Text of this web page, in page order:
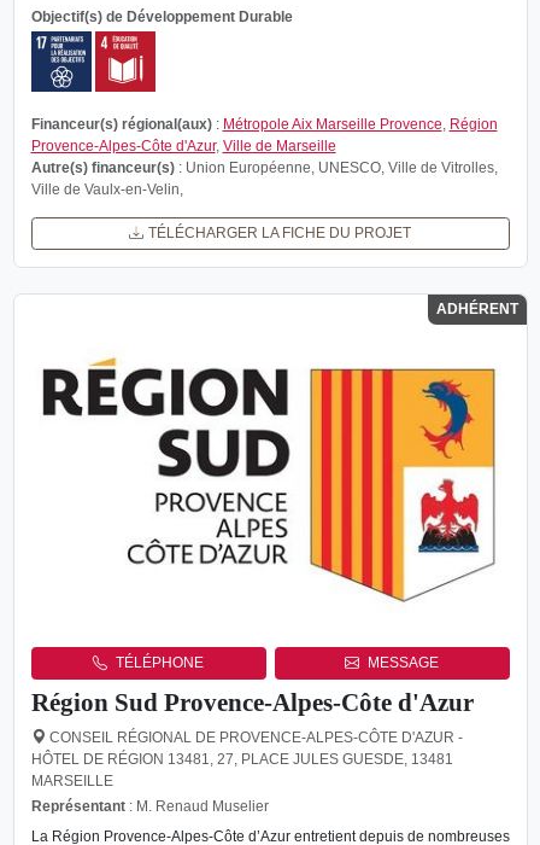
Objectif(s) de Développement Durable
Financeur(s) régional(aux): Métropole Aix Marseille Provence Région
Provence-Alpes-Côte d'Azur, Ville de Marseille
Autre(s) financeur(s): Union Européenne, UNESCO, Ville de Vitrolles,
Ville de Vaulx-en-Velin,
TÉLÉCHARGER LA FICHE DU PROJET
ADHÉRENT
TÉLÉPHONE MESSAGE
Région Sud Provence-Alpes-Côte d'Azur
CONSEIL RÉGIONAL DE PROVENCE-ALPES-CÔTE D'AZUR -
HÔTEL DE RÉGION 13481, 27, PLACE JULES GUESDE, 13481
MARSEILLE
Représentant: M. Renaud Muselier
La Région Provence-Alpes-Côte d’Azur entretient depuis de nombreuses